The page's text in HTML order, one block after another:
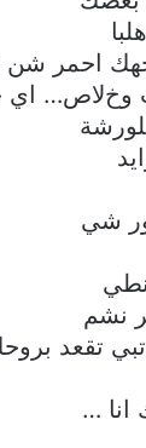
احمر شن
وخﻻص… اي
شي
نشم
تبي تقعد
انا …